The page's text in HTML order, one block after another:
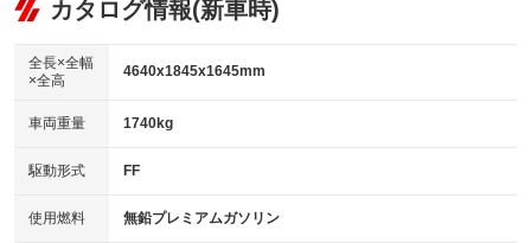
リフトアップ
：装備なし
：装備なし
パワーウィンドウ
アイドリングストップ
：装備あり
USB入力端子
：装備あり
100V電源
：装備なし
ビジュアル：ブルーレイ再生／DVD再生
：装備あり
アルミホイール：18インチ
：装備あり
HID(キセノンライト)
バックカメラ
カタログ情報(新車時)
全長×全幅
×全高
4640x1845x1645mm
車両重量 1740kg
駆動形式 FF
使用燃料 無鉛プレミアムガソリン